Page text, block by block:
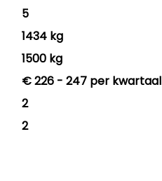
5
1434 kg
1500 kg
€ 226 - 247 per kwartaal
2
2